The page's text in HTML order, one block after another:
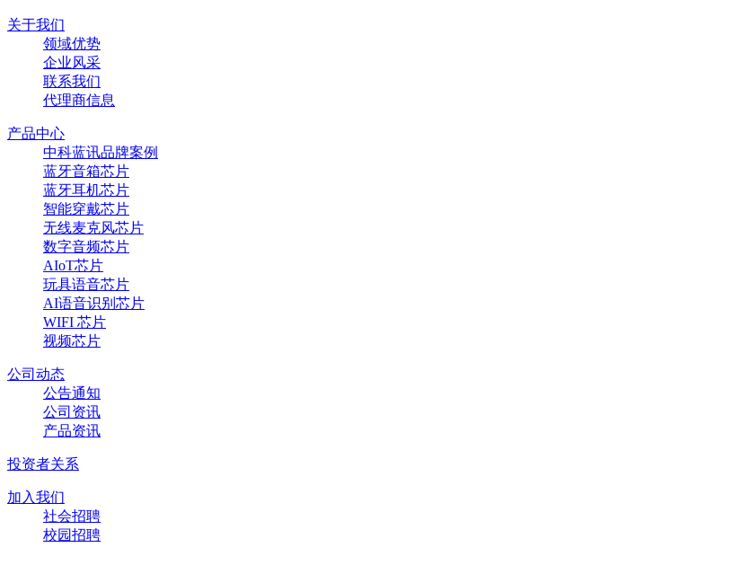
关于我们
领域优势
企业风采
联系我们
代理商信息
产品中心
中科蓝讯品牌案例
蓝牙音箱芯片
蓝牙耳机芯片
智能穿戴芯片
无线麦克风芯片
数字音频芯片
AIoT芯片
玩具语音芯片
AI语音识别芯片
WIFI 芯片
视频芯片
公司动态
公告通知
公司资讯
产品资讯
投资者关系
加入我们
社会招聘
校园招聘